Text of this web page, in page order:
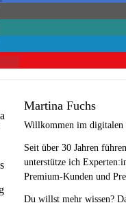
Martina Fuchs
Willkommen im digitalen
Seit über 30 Jahren
unterstütze ich
Premium-Kunden und
Du willst mehr wissen?